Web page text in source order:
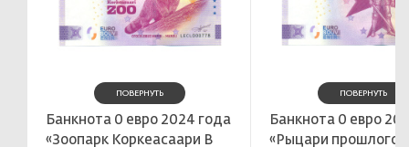
ПОВЕРНУТЬ
Банкнота 0 евро 2024 года
«Зоопарк Коркеасаари В
ПОВЕРНУТЬ
Банкнота 0 евро
«Рыцари прошлого»